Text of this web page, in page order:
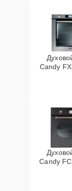
Candy
Candy